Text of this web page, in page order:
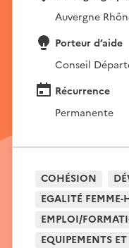
Auvergne
Porteur d’aide
Conseil
Récurrence
Permanente
COHÉSION
EGALITÉ
EMPLOI/
EQUIPEMENTS